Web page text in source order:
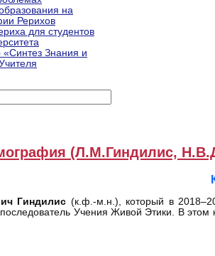
на
Рерихов
для студентов
«Синтез Знания и
(Л.М.Гиндилис,
Гиндилис (к.ф.-м.н.), который в
Учения Живой Этики. В